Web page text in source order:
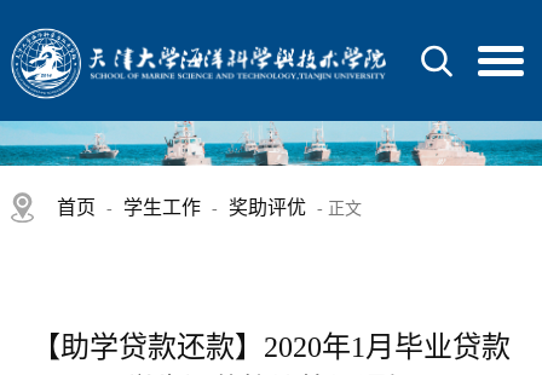
首页 - 学生工作 - 奖助评优 - 正文
【助学贷款还款】2020年1月毕业贷款